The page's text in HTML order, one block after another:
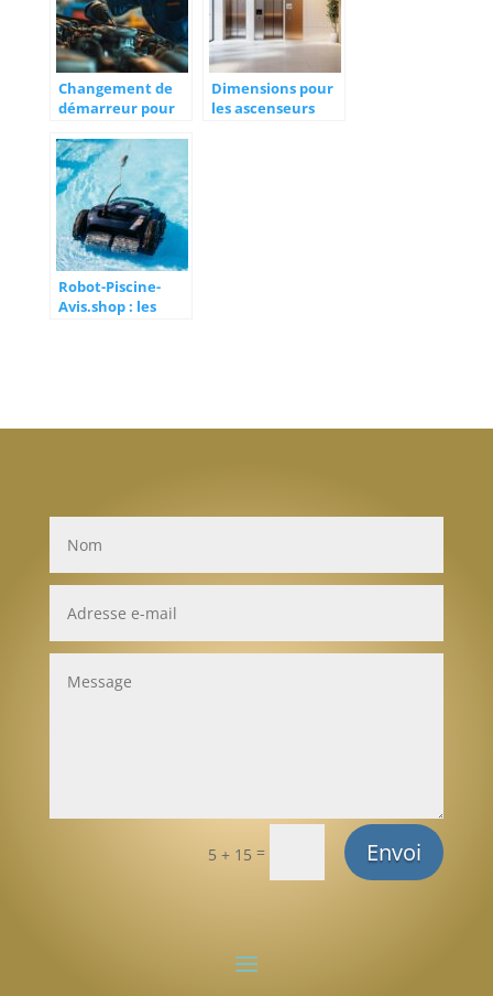
Changement de
démarreur pour
vérifier les signes
révélateurs d’une
défaillance
Dimensions pour
les ascenseurs
Robot-Piscine-
Avis.shop : les
5 + 15 = Envoi